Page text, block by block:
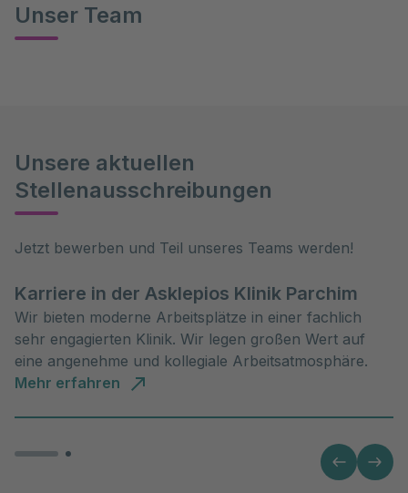
Unser Team
Unsere aktuellen
Stellenausschreibungen
Jetzt bewerben und Teil unseres Teams werden!
Karriere in der Asklepios Klinik Parchim
Wir bieten moderne Arbeitsplätze in einer fachlich
sehr engagierten Klinik. Wir legen großen Wert auf
eine angenehme und kollegiale Arbeitsatmosphäre.
Mehr erfahren